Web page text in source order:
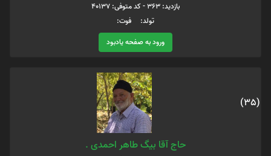
بازدید: 363 - کد متوفی: 40137
تولد: فوت:
ورود به صفحه یادبود
(35)
حاج آقا بیگ طاهر احمدی .